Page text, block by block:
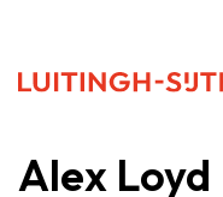
Alex Loyd